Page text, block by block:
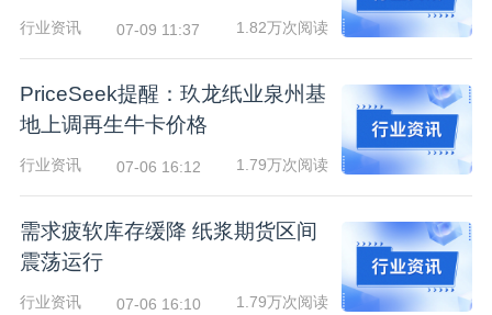
行业资讯 07-09 11:37 1.82万次阅读
PriceSeek提醒：玖龙纸业泉州基
地上调再生牛卡价格
行业资讯 07-06 16:12 1.79万次阅读
需求疲软库存缓降 纸浆期货区间
震荡运行
行业资讯 07-06 16:10 1.79万次阅读